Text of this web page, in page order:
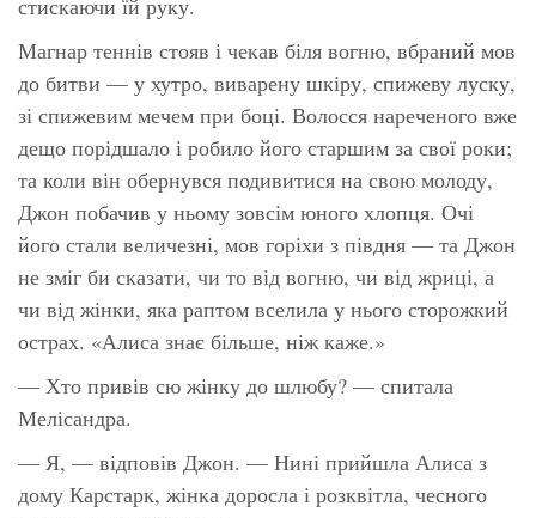
Магнар теннів стояв і чекав біля вогню, вбраний мов
до битви — у хутро, виварену шкіру, спижеву луску,
зі спижевим мечем при боці. Волосся нареченого вже
дещо порідшало і робило його старшим за свої роки;
та коли він обернувся подивитися на свою молоду,
Джон побачив у ньому зовсім юного хлопця. Очі
його стали величезні, мов горіхи з півдня — та Джон
не зміг би сказати, чи то від вогню, чи від жриці, а
чи від жінки, яка раптом вселила у нього сторожкий
острах. «Алиса знає більше, ніж каже.»
— Хто привів сю жінку до шлюбу? — спитала
Мелісандра.
— Я, — відповів Джон. — Нині прийшла Алиса з
дому Карстарк, жінка доросла і розквітла, чесного